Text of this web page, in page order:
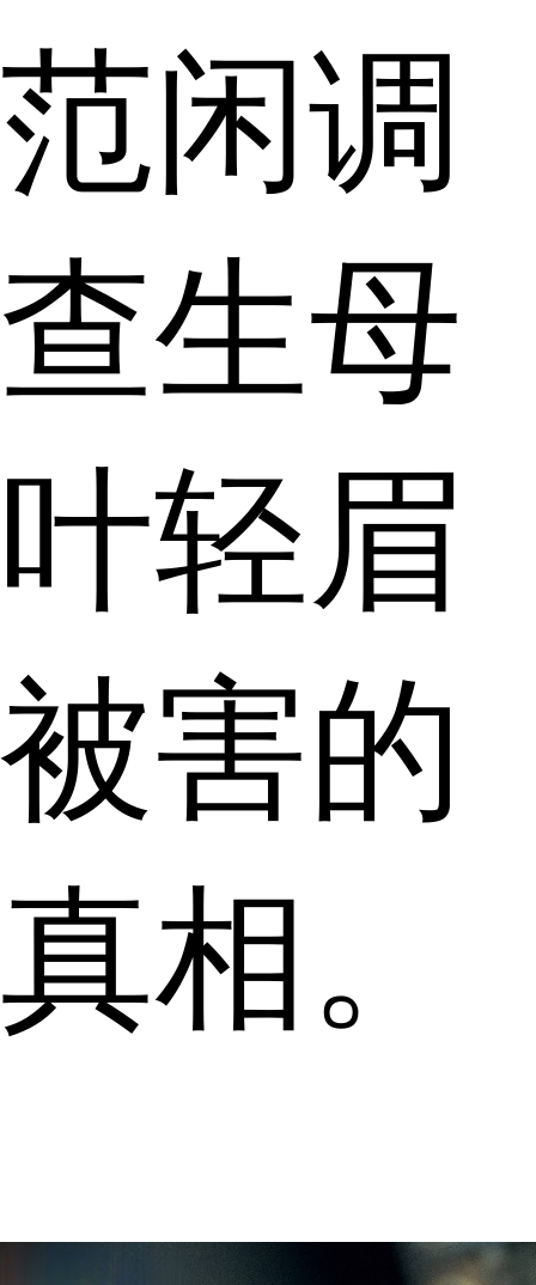
范闲调
查生母
叶轻眉
被害的
真相。